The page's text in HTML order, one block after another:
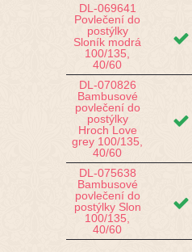
DL-069641
Povlečení do
postýlky
Sloník modrá
100/135,
40/60
DL-070826
Bambusové
povlečení do
postýlky
Hroch Love
grey 100/135,
40/60
DL-075638
Bambusové
povlečení do
postýlky Slon
100/135,
40/60